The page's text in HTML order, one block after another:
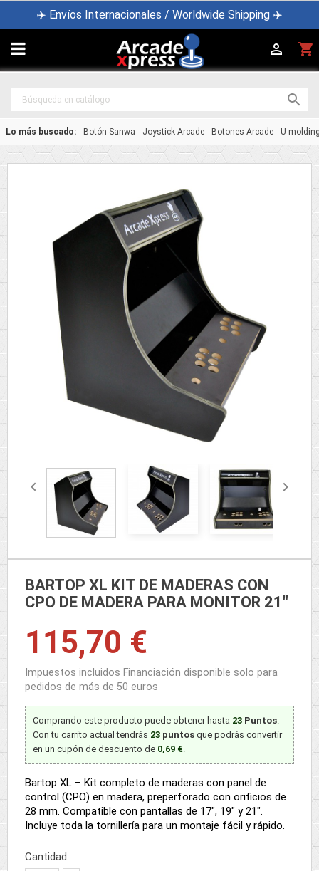
✈️ Envíos Internacionales / Worldwide Shipping ✈️
 shopping_cart


Lo más buscado: Botón Sanwa Joystick Arcade Botones Arcade U
 
BARTOP XL KIT DE MADERAS CON
CPO DE MADERA PARA MONITOR 21"
115,70 €
Impuestos incluidos Financiación disponible solo para
pedidos de más de 50 euros
Comprando este producto puede obtener hasta 23 Puntos.
Con tu carrito actual tendrás 23 puntos que podrás convertir
en un cupón de descuento de 0,69 €.
Bartop XL – Kit completo de maderas con panel de
control (CPO) en madera, preperforado con orificios de
28 mm. Compatible con pantallas de 17", 19" y 21".
Incluye toda la tornillería para un montaje fácil y rápido.
Cantidad